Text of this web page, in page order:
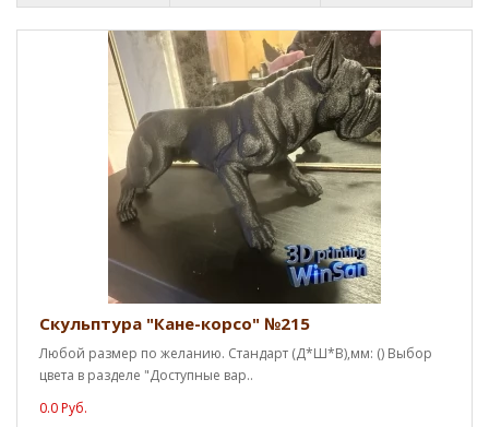
Скульптура "Кане-корсо" №215
Любой размер по желанию. Стандарт (Д*Ш*В),мм: () Выбор
цвета в разделе "Доступные вар..
0.0 Руб.